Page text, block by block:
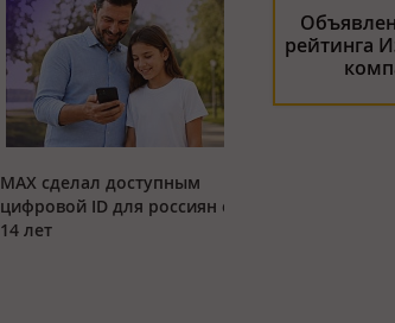
MAX сделал доступным
цифровой ID для россиян с
14 лет
рейтинга